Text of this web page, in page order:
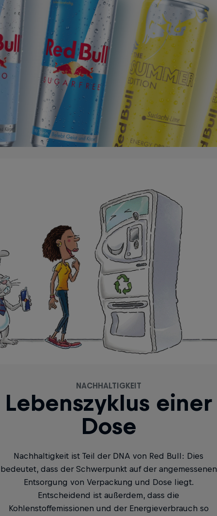
NACHHALTIGKEIT
Lebenszyklus einer
Dose
Nachhaltigkeit ist Teil der DNA von Red Bull: Dies
bedeutet, dass der Schwerpunkt auf der angemessenen
Entsorgung von Verpackung und Dose liegt.
Entscheidend ist außerdem, dass die
Kohlenstoffemissionen und der Energieverbrauch so